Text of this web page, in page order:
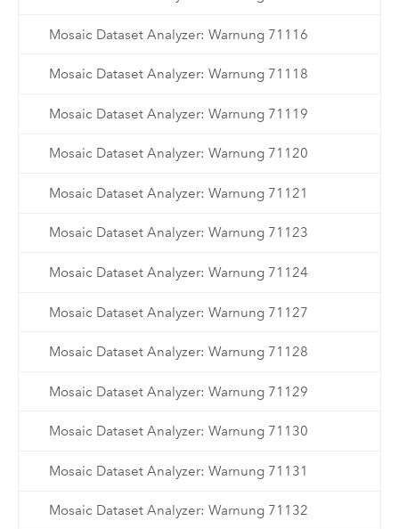
Mosaic Dataset Analyzer: Warnung 71116
Mosaic Dataset Analyzer: Warnung 71118
Mosaic Dataset Analyzer: Warnung 71119
Mosaic Dataset Analyzer: Warnung 71120
Mosaic Dataset Analyzer: Warnung 71121
Mosaic Dataset Analyzer: Warnung 71123
Mosaic Dataset Analyzer: Warnung 71124
Mosaic Dataset Analyzer: Warnung 71127
Mosaic Dataset Analyzer: Warnung 71128
Mosaic Dataset Analyzer: Warnung 71129
Mosaic Dataset Analyzer: Warnung 71130
Mosaic Dataset Analyzer: Warnung 71131
Mosaic Dataset Analyzer: Warnung 71132